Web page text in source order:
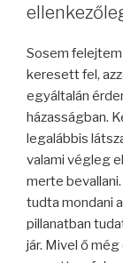
Sosem felejtem
keresett fel,
egyáltalán
házasságban.
legalábbis
valami végleg
merte
tudta mondani
pillanatban
jár. Mivel ő